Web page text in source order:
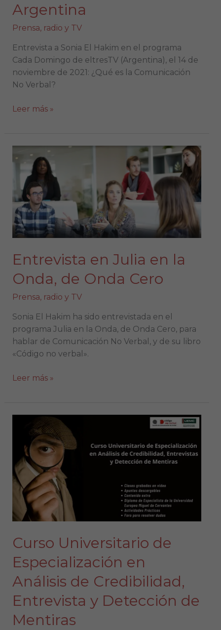
Argentina
Prensa, radio y TV
Entrevista a Sonia El Hakim en el programa
Cada Domingo de eltresTV (Argentina), el 14 de
noviembre de 2021: ¿Qué es la Comunicación
No Verbal?
Leer más »
Entrevista en Julia en la
Onda, de Onda Cero
Prensa, radio y TV
Sonia El Hakim ha sido entrevistada en el
programa Julia en la Onda, de Onda Cero, para
hablar de Comunicación No Verbal, y de su libro
«Código no verbal».
Entrevista
en
Julia
en
la
Onda,
de
Onda
Leer más »
Curso Universitario de
Especialización en
Análisis de Credibilidad,
Entrevista y Detección de
Mentiras
Universitario
Especialización
en
Análisis
Credibilidad,
Entrevista
Detección
de
Mentiras